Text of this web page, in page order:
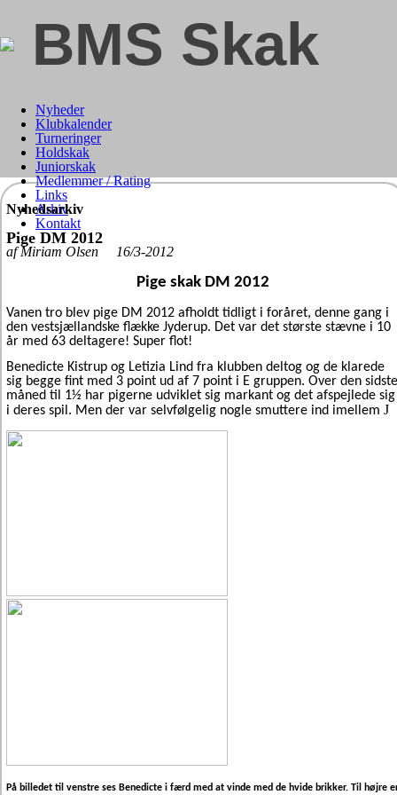
BMS Skak
Nyheder
Klubkalender
Turneringer
Holdskak
Juniorskak
Medlemmer / Rating
Links
Arkiv
Kontakt
Nyhedsarkiv
Pige DM 2012
af Miriam Olsen 16/3-2012
Pige skak DM 2012
Vanen tro blev pige DM 2012 afholdt tidligt i foråret, denne gang i
den vestsjællandske flække Jyderup. Det var det største stævne i 10
år med 63 deltagere! Super flot!
Benedicte Kistrup og Letizia Lind fra klubben deltog og de klarede
sig begge fint med 3 point ud af 7 point i E gruppen. Over den sidste
måned til 1½ har pigerne udviklet sig markant og det afspejlede sig
i deres spil. Men der var selvfølgelig nogle smuttere ind imellem J
På billedet til venstre ses Benedicte i færd med at vinde med de hvide brikker. Til højre